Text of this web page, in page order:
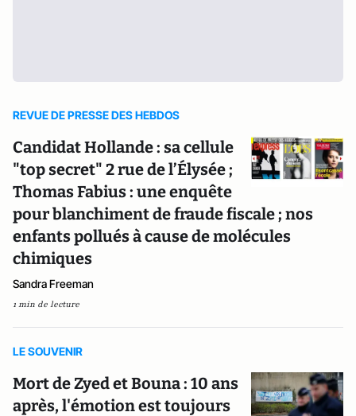
REVUE DE PRESSE DES HEBDOS
Candidat Hollande : sa cellule
"top secret" 2 rue de l’Élysée ;
Thomas Fabius : une enquête
pour blanchiment de fraude fiscale ; nos
enfants pollués à cause de molécules
chimiques
Sandra Freeman
1 min de lecture
LE SOUVENIR
Mort de Zyed et Bouna : 10 ans
après, l'émotion est toujours